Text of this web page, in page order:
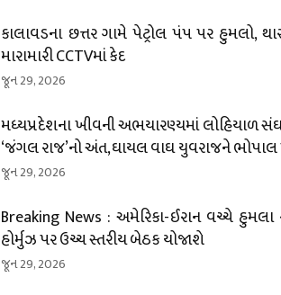
કાલાવડના છત્તર ગામે પેટ્રોલ પંપ પર હુમલો,
મારામારી CCTVમાં કેદ
જૂન 29, 2026
મધ્યપ્રદેશના ખીવની અભયારણ્યમાં લોહિયાળ
‘જંગલ રાજ’નો અંત, ઘાયલ વાઘ યુવરાજને
જૂન 29, 2026
Breaking News : અમેરિકા-ઈરાન વચ્ચે હુમલા
હોર્મુઝ પર ઉચ્ચ સ્તરીય બેઠક યોજાશે
જૂન 29, 2026